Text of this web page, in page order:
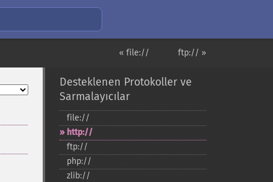
ftp:// »
« file://
Desteklenen Protokoller ve
Sarmalayıcılar
file://
http://
ftp://
php://
zlib://